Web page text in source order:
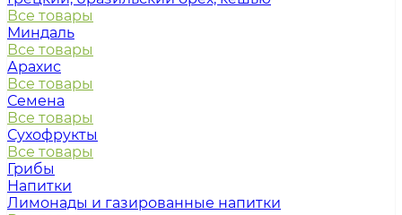
Все товары
Миндаль
Все товары
Арахис
Все товары
Семена
Все товары
Сухофрукты
Все товары
Грибы
Напитки
Лимонады и газированные напитки